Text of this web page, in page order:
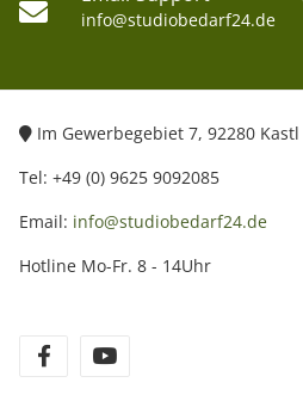
info@studiobedarf24.de
Im Gewerbegebiet 7, 92280
Tel: +49 (0) 9625 9092085
Email: info@studiobedarf24.de
Hotline Mo-Fr. 8 - 14Uhr